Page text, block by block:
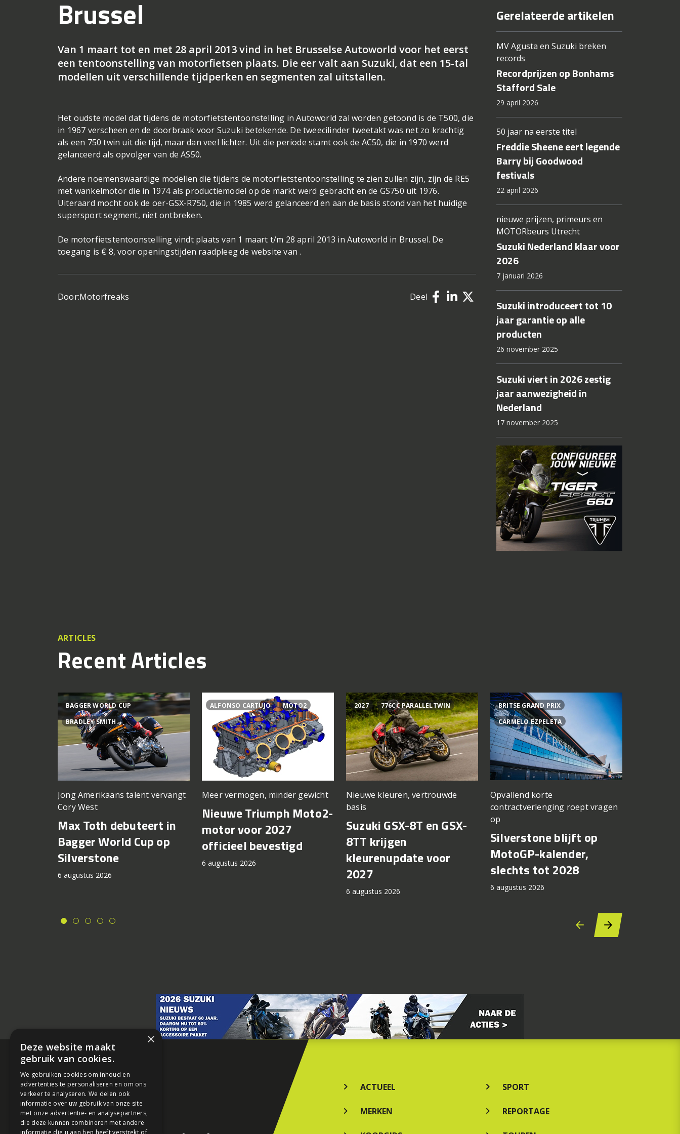
Brussel
Van 1 maart tot en met 28 april 2013 vind in het Brusselse Autoworld voor het eerst
een tentoonstelling van motorfietsen plaats. Die eer valt aan Suzuki, dat een 15-tal
modellen uit verschillende tijdperken en segmenten zal uitstallen.
Het oudste model dat tijdens de motorfietstentoonstelling in Autoworld zal worden getoond is de T500, die
in 1967 verscheen en de doorbraak voor Suzuki betekende. De tweecilinder tweetakt was net zo krachtig
als een 750 twin uit die tijd, maar dan veel lichter. Uit die periode stamt ook de AC50, die in 1970 werd
gelanceerd als opvolger van de AS50.
Andere noemenswaardige modellen die tijdens de motorfietstentoonstelling te zien zullen zijn, zijn de RE5
met wankelmotor die in 1974 als productiemodel op de markt werd gebracht en de GS750 uit 1976.
Uiteraard mocht ook de oer-GSX-R750, die in 1985 werd gelanceerd en aan de basis stond van het huidige
supersport segment, niet ontbreken.
De motorfietstentoonstelling vindt plaats van 1 maart t/m 28 april 2013 in Autoworld in Brussel. De
toegang is € 8, voor openingstijden raadpleeg de website van .
Door:Motorfreaks Deel
Gerelateerde artikelen
MV Agusta en Suzuki breken
records
Recordprijzen op Bonhams
Stafford Sale
29 april 2026
50 jaar na eerste titel
Freddie Sheene eert legende
Barry bij Goodwood
festivals
22 april 2026
nieuwe prijzen, primeurs en
MOTORbeurs Utrecht
Suzuki Nederland klaar voor
2026
7 januari 2026
Suzuki introduceert tot 10
jaar garantie op alle
producten
26 november 2025
Suzuki viert in 2026 zestig
jaar aanwezigheid in
Nederland
17 november 2025
ARTICLES
Recent Articles
BAGGER WORLD CUP
BRADLEY SMITH
Jong Amerikaans talent vervangt
Cory West
Max Toth debuteert in
Bagger World Cup op
Silverstone
6 augustus 2026
ALFONSO CARTUJO MOTO2
Meer vermogen, minder gewicht
Nieuwe Triumph Moto2-
motor voor 2027
officieel bevestigd
6 augustus 2026
2027 776CC PARALLELTWIN
Nieuwe kleuren, vertrouwde
basis
Suzuki GSX-8T en GSX-
8TT krijgen
kleurenupdate voor
2027
6 augustus 2026
BRITSE GRAND PRIX
CARMELO EZPELETA
Opvallend korte
contractverlenging roept vragen
op
Silverstone blijft op
MotoGP-kalender,
slechts tot 2028
6 augustus 2026
ACTUEEL
MERKEN
SPORT
REPORTAGE
×
Deze website maakt
gebruik van cookies.
We gebruiken cookies om inhoud en
advertenties te personaliseren en om ons
verkeer te analyseren. We delen ook
informatie over uw gebruik van onze site
met onze advertentie- en analysepartners,
die deze kunnen combineren met andere
informatie die u aan hen heeft verstrekt of